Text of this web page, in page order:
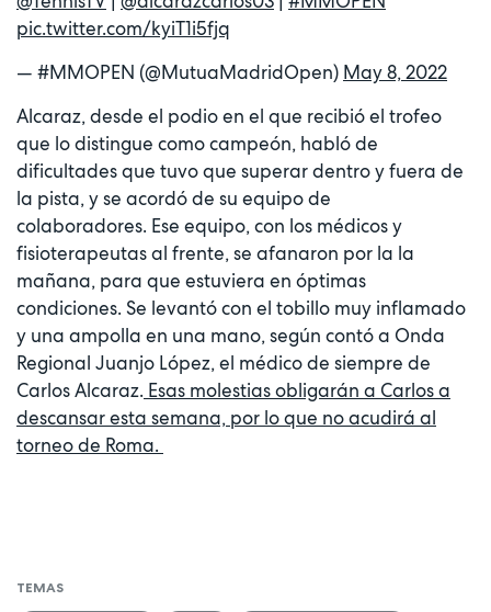
pic.twitter.com/kyiT1i5fjq
— #MMOPEN (@MutuaMadridOpen) May 8, 2022
Alcaraz, desde el podio en el que recibió el trofeo
que lo distingue como campeón, habló de
dificultades que tuvo que superar dentro y fuera de
la pista, y se acordó de su equipo de
colaboradores. Ese equipo, con los médicos y
fisioterapeutas al frente, se afanaron por la la
mañana, para que estuviera en óptimas
condiciones. Se levantó con el tobillo muy inflamado
y una ampolla en una mano, según contó a Onda
Regional Juanjo López, el médico de siempre de
Carlos Alcaraz. Esas molestias obligarán a Carlos a
descansar esta semana, por lo que no acudirá al
torneo de Roma.
TEMAS